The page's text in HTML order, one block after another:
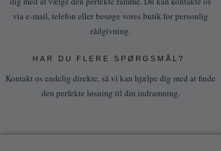
via e-mail, telefon eller besøge vores butik for personlig
rådgivning.
HAR DU FLERE SPØRGSMÅL?
Kontakt os endelig direkte, så vi kan hjælpe dig med at finde
den perfekte løsning til din indramning.